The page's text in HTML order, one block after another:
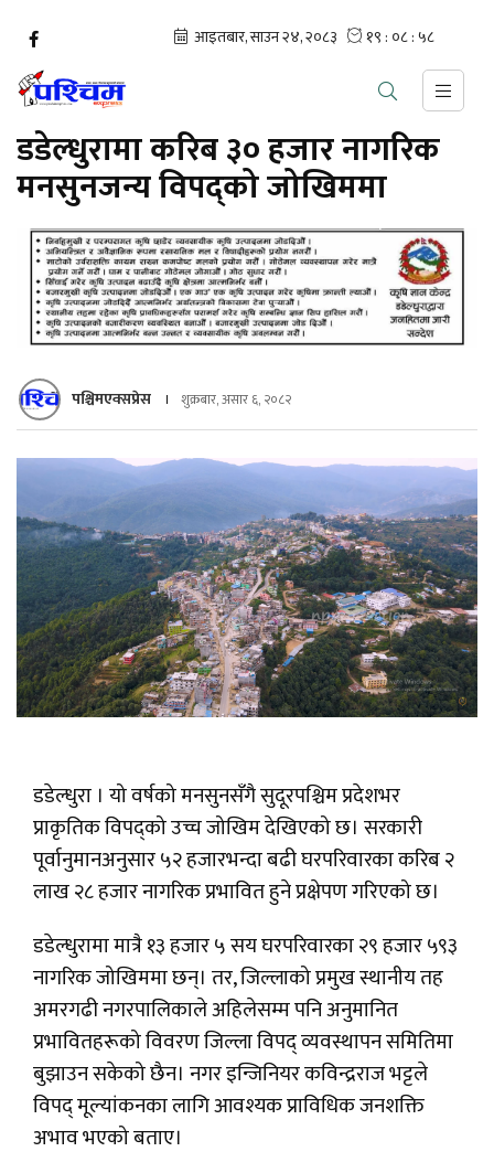
डडेल्धुरामा करिब ३० हजार नागरिक
मनसुनजन्य विपद्को जोखिममा
पश्चिमएक्सप्रेस शुक्रबार, असार ६, २०८२
डडेल्धुरा । यो वर्षको मनसुनसँगै सुदूरपश्चिम प्रदेशभर
प्राकृतिक विपद्को उच्च जोखिम देखिएको छ। सरकारी
पूर्वानुमानअनुसार ५२ हजारभन्दा बढी घरपरिवारका करिब २
लाख २८ हजार नागरिक प्रभावित हुने प्रक्षेपण गरिएको छ।
डडेल्धुरामा मात्रै १३ हजार ५ सय घरपरिवारका २९ हजार ५९३
नागरिक जोखिममा छन्। तर, जिल्लाको प्रमुख स्थानीय तह
अमरगढी नगरपालिकाले अहिलेसम्म पनि अनुमानित
प्रभावितहरूको विवरण जिल्ला विपद् व्यवस्थापन समितिमा
बुझाउन सकेको छैन। नगर इन्जिनियर कविन्द्रराज भट्टले
विपद् मूल्यांकनका लागि आवश्यक प्राविधिक जनशक्ति
अभाव भएको बताए।